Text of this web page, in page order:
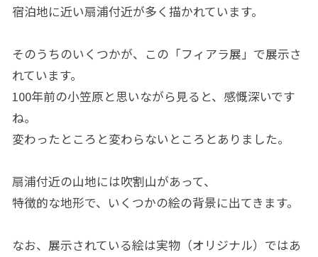
宿泊地に近い扇浦付近が多く描かれています。
そのうちのいくつかが、この「フィアラ展」で展示さ
れています。
100年前の小笠原と思いながら見ると、感慨深いです
ね。
変わったところと変わらないところとありました。
扇浦付近の山地には吹割山があって、
特徴的な地形で、いくつかの絵の背景に出てきます。
なお、展示されている絵は実物（オリジナル）ではあ